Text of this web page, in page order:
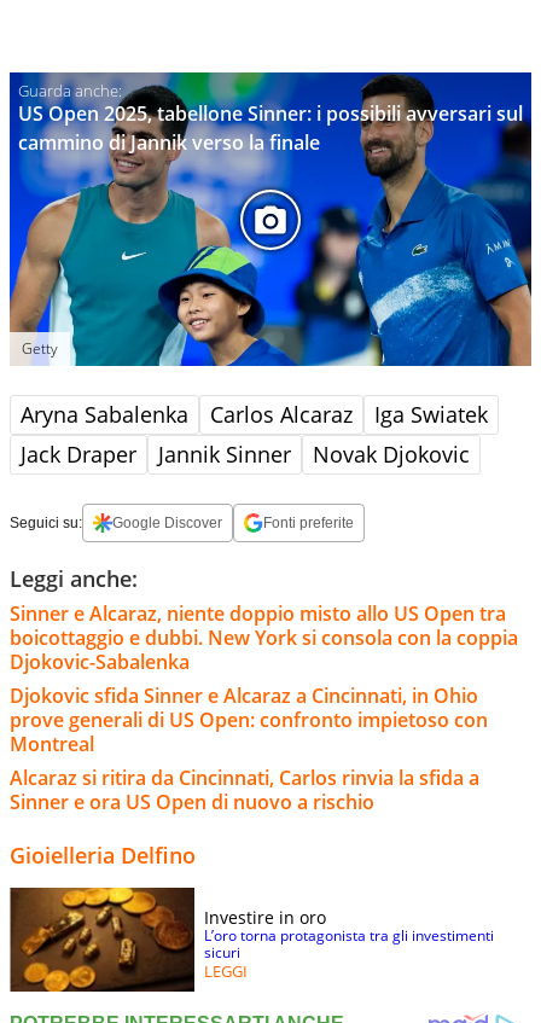
US Open 2025, tabellone Sinner: i possibili avversari sul
cammino di Jannik verso la finale
Getty
Aryna Sabalenka Carlos Alcaraz
Iga Swiatek
Jack Draper
Jannik Sinner Novak Djokovic
Seguici su: Google Discover Fonti preferite
Leggi anche:
Sinner e Alcaraz, niente doppio misto allo US Open tra
boicottaggio e dubbi. New York si consola con la coppia
Djokovic-Sabalenka
Djokovic sfida Sinner e Alcaraz a Cincinnati, in Ohio
prove generali di US Open: confronto impietoso con
Montreal
Alcaraz si ritira da Cincinnati, Carlos rinvia la sfida a
Sinner e ora US Open di nuovo a rischio
Gioielleria Delfino
Investire in oro
L’oro torna protagonista tra gli investimenti
sicuri
LEGGI